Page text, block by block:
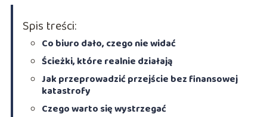
Spis treści:
Co biuro dało, czego nie widać
Ścieżki, które realnie działają
Jak przeprowadzić przejście bez finansowej
katastrofy
Czego warto się wystrzegać